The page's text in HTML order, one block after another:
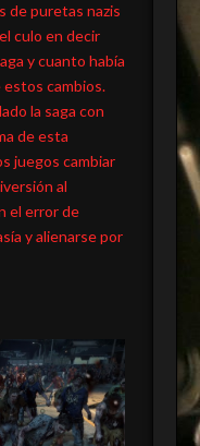
de puretas nazis
culo en decir
y cuanto había
cambios.
la saga con
de esta
juegos cambiar
al
el error de
y alienarse por